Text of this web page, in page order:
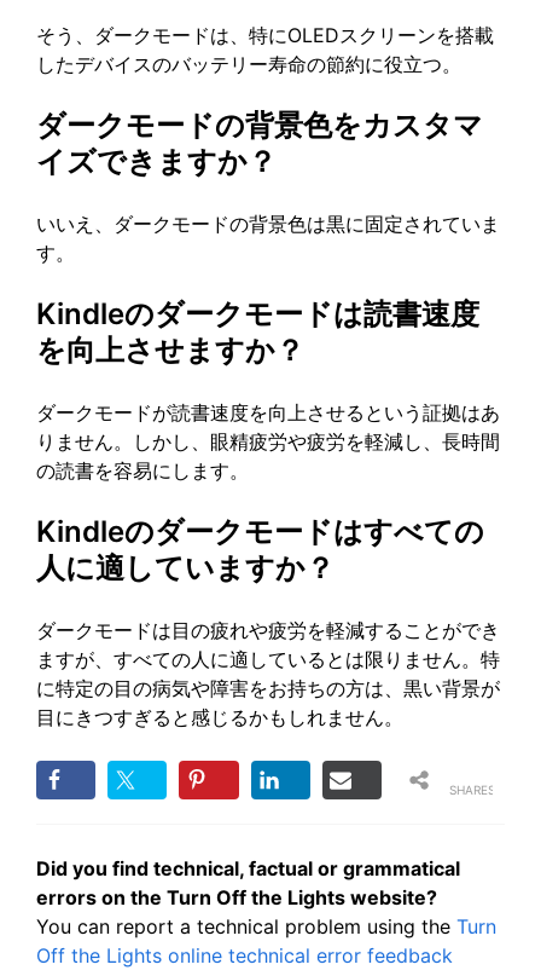
そう、ダークモードは、特にOLEDスクリーンを搭載
したデバイスのバッテリー寿命の節約に役立つ。
ダークモードの背景色をカスタマ
イズできますか？
いいえ、ダークモードの背景色は黒に固定されていま
す。
Kindleのダークモードは読書速度
を向上させますか？
ダークモードが読書速度を向上させるという証拠はあ
りません。しかし、眼精疲労や疲労を軽減し、長時間
の読書を容易にします。
Kindleのダークモードはすべての
人に適していますか？
ダークモードは目の疲れや疲労を軽減することができ
ますが、すべての人に適しているとは限りません。特
に特定の目の病気や障害をお持ちの方は、黒い背景が
目にきつすぎると感じるかもしれません。
SHARES
Did you find technical, factual or grammatical
errors on the Turn Off the Lights website?
You can report a technical problem using the Turn
Off the Lights online technical error feedback